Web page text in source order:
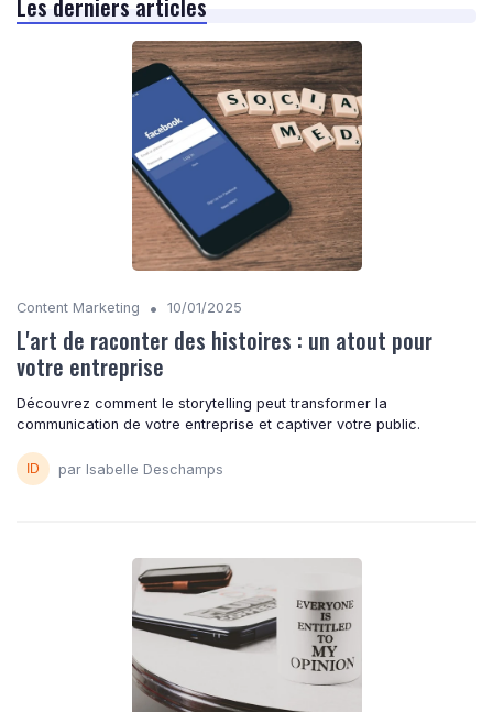
Content Marketing • 10/01/2025
L'art de raconter des histoires : un atout pour
votre entreprise
Découvrez comment le storytelling peut transformer la
communication de votre entreprise et captiver votre public.
par Isabelle Deschamps